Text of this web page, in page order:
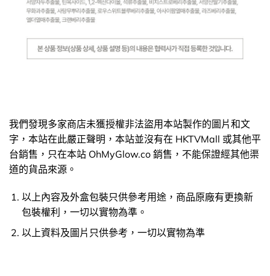
我們發現多家商店未獲授權非法盜用本站製作的圖片和文
字，本站在此嚴正聲明，本站並沒有在 HKTVMall 或其他平
台銷售，只在本站 OhMyGlow.co 銷售，不能保證經其他渠
道的貨品來源。
以上內容及外盒包裝只供參考用途，商品原廠有更換新
包裝權利，一切以實物為準。
以上資料及圖片只供參考，一切以實物為準